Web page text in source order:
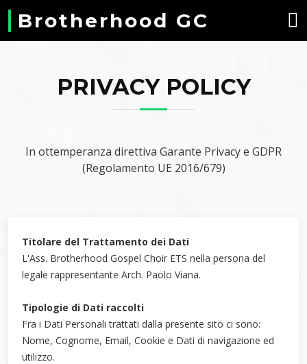
Brotherhood GC
PRIVACY POLICY
In ottemperanza direttiva Garante Privacy e GDPR
(Regolamento UE 2016/679)
Titolare del Trattamento dei Dati
L'Ass. Brotherhood Gospel Choir ETS nella persona del
legale rappresentante Arch. Paolo Viana.
Tipologie di Dati raccolti
Fra i Dati Personali trattati dalla presente sito ci sono:
Nome, Cognome, Email, Cookie e Dati di navigazione ed
utilizzo.